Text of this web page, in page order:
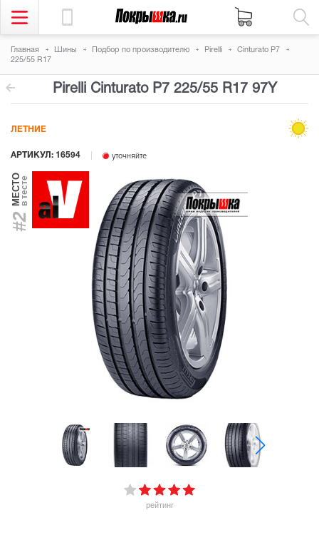
Главная Шины Подбор по производителю Pirelli
Cinturato P7
225/55 R17
Pirelli Cinturato P7 225/55 R17 97Y
рейтинг
АРТИКУЛ: 16594 уточняйте
ЛЕТНИЕ
#2
МЕСТОв тесте